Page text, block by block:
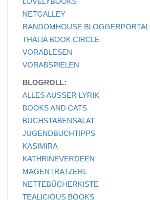
NETGALLEY
RANDOMHOUSE BLOGGERPORTAL
THALIA BOOK CIRCLE
VORABLESEN
VORABSPIELEN
BLOGROLL:
ALLES AUSSER LYRIK
BOOKS AND CATS
BUCHSTABENSALAT
JUGENDBUCHTIPPS
KASIMIRA
KATHRINEVERDEEN
MAGENTRATZERL
NETTEBÜCHERKISTE
TEALICIOUS BOOKS